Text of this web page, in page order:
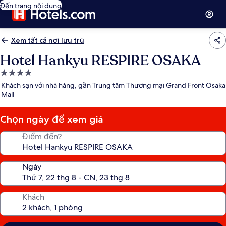
Đến trang nội dung
Xem tất cả nơi lưu trú
Hotel Hankyu RESPIRE OSAKA
Nơi
lưu
trú
4.0
sao
Khách sạn với nhà hàng, gần Trung tâm Thương mại Grand Front Osaka
Mall
Chọn ngày để xem giá
Điểm đến?
Ngày
Khách